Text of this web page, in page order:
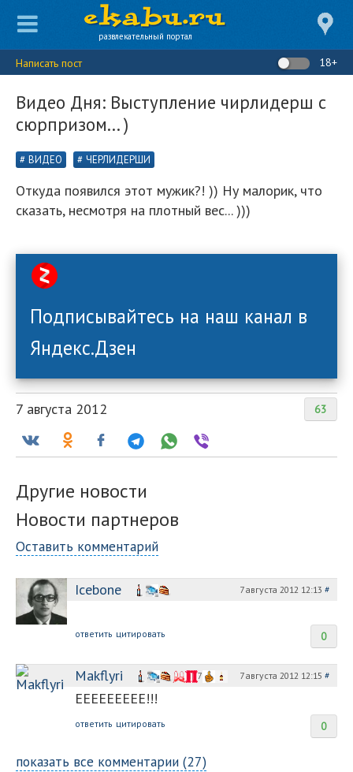
развлекательный портал
Написать пост 18+
Видео Дня: Выступление чирлидерш с
сюрпризом... )
ВИДЕО ЧЕРЛИДЕРШИ
Откуда появился этот мужик?! )) Ну малорик, что
сказать, несмотря на плотный вес... )))
Подписывайтесь на наш канал в
Яндекс.Дзен
63
7 августа 2012
Другие новости
Новости партнеров
Оставить комментарий
Icebone 7 августа 2012 12:13 #
0
ответить цитировать
Makflyri 7 августа 2012 12:15 #
7
ЕЕЕЕЕЕЕЕЕ!!!
0
ответить цитировать
показать все комментарии (27)